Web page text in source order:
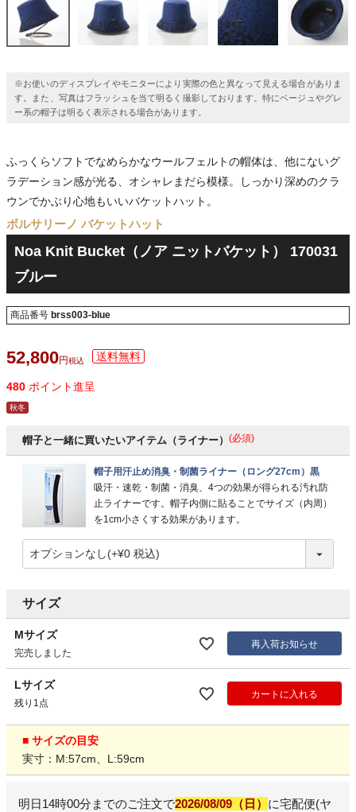
※お使いのディスプレイやモニターにより実際の色と異なって見える場合がありま
す。また、写真はフラッシュを当て明るく撮影しております。特にベージュやグレ
ー系の帽子は明るく表示される場合があります。
ふっくらソフトでなめらかなウールフェルトの帽体は、他にないグ
ラデーション感が光る、オシャレまだら模様。しっかり深めのクラ
ウンでかぶり心地もいいバケットハット。
ボルサリーノ バケットハット
Noa Knit Bucket（ノア ニットバケット） 170031
ブルー
商品番号 brss003-blue
52,800 税込
480 ポイント進呈
秋冬
帽子と一緒に買いたいアイテム（ライナー） (必須)
帽子用汗止め消臭・制菌ライナー（ロング27cm）黒
吸汗・速乾・制菌・消臭、4つの効果が得られる汚れ防
止ライナーです。帽子内側に貼ることでサイズ（内周）
を1cm小さくする効果があります。
サイズ
Mサイズ
完売しました
再入荷お知らせ
Lサイズ
残り1点
カートに入れる
■ サイズの目安
実寸：M:57cm、L:59cm
明日14時00分 までのご注文で2026/08/09（日） に宅配便(ヤ